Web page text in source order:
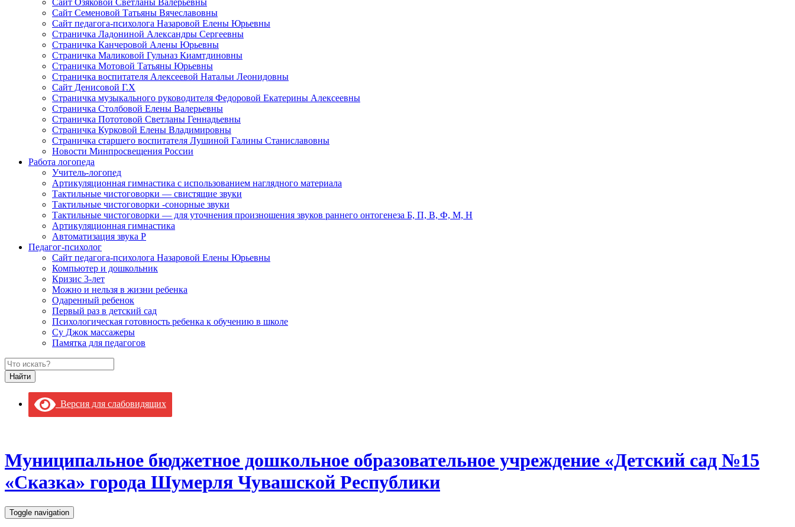
Сайт Озяковой Светланы Валерьевны
Сайт Семеновой Татьяны Вячеславовны
Сайт педагога-психолога Назаровой Елены Юрьевны
Страничка Ладониной Александры Сергеевны
Страничка Канчеровой Алены Юрьевны
Страничка Маликовой Гульназ Киамтдиновны
Страничка Мотовой Татьяны Юрьевны
Cтраничка воспитателя Алексеевой Натальи Леонидовны
Сайт Денисовой Г.Х
Страничка музыкального руководителя Федоровой Екатерины Алексеевны
Страничка Столбовой Елены Валерьевны
Страничка Пототовой Светланы Геннадьевны
Страничка Курковой Елены Владимировны
Страничка старшего воспитателя Лушиной Галины Станиславовны
Новости Минпросвещения России
Работа логопеда
Учитель-логопед
Артикуляционная гимнастика с использованием наглядного материала
Тактильные чистоговорки — свистящие звуки
Тактильные чистоговорки -сонорные звуки
Тактильные чистоговорки — для уточнения произношения звуков раннего онтогенеза Б, П, В, Ф, М, Н
Артикуляционная гимнастика
Автоматизация звука Р
Педагог-психолог
Сайт педагога-психолога Назаровой Елены Юрьевны
Компьютер и дошкольник
Кризис 3-лет
Можно и нельзя в жизни ребенка
Одаренный ребенок
Первый раз в детский сад
Психологическая готовность ребенка к обучению в школе
Су Джок массажеры
Памятка для педагогов
Версия для слабовидящих
Муниципальное бюджетное дошкольное образовательное учреждение «Детский сад №15
«Сказка» города Шумерля Чувашской Республики
Toggle navigation